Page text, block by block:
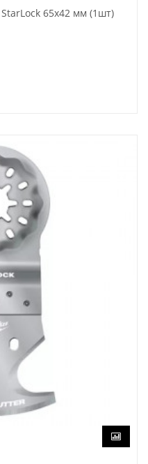
65х42 мм (1шт)